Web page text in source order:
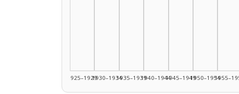
1925–19291930–19341935–19391940–19441945–19491950–1954